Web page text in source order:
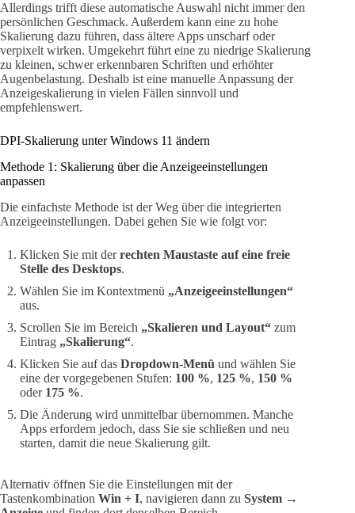
Allerdings trifft diese automatische Auswahl nicht immer den
persönlichen Geschmack. Außerdem kann eine zu hohe
Skalierung dazu führen, dass ältere Apps unscharf oder
verpixelt wirken. Umgekehrt führt eine zu niedrige Skalierung
zu kleinen, schwer erkennbaren Schriften und erhöhter
Augenbelastung. Deshalb ist eine manuelle Anpassung der
Anzeigeskalierung in vielen Fällen sinnvoll und
empfehlenswert.
DPI-Skalierung unter Windows 11 ändern
Methode 1: Skalierung über die Anzeigeeinstellungen
anpassen
Die einfachste Methode ist der Weg über die integrierten
Anzeigeeinstellungen. Dabei gehen Sie wie folgt vor:
Klicken Sie mit derrechten Maustaste auf eine freie
Stelle des Desktops.
Wählen Sie im Kontextmenü „Anzeigeeinstellungen“
aus.
Scrollen Sie im Bereich „Skalieren und Layout“ zum
Eintrag „Skalierung“.
Klicken Sie auf das Dropdown-Menü und wählen Sie
eine der vorgegebenen Stufen: 100 %, 125 %, 150 %
oder 175 %.
Die Änderung wird unmittelbar übernommen. Manche
Apps erfordern jedoch, dass Sie sie schließen und neu
starten, damit die neue Skalierung gilt.
Alternativ öffnen Sie die Einstellungen mit der
Tastenkombination Win + I, navigieren dann zu System →